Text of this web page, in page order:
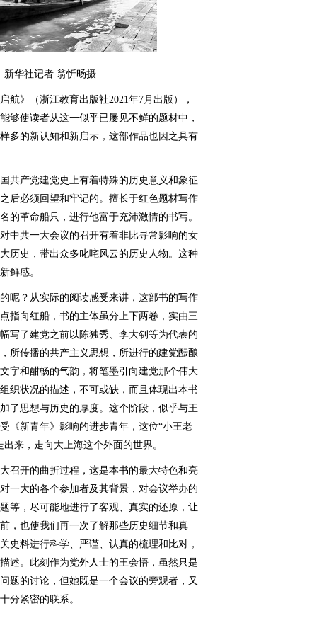
新华社记者 翁忻旸摄
》（浙江教育出版社2021年7月出版），
够使读者从这一似乎已屡见不鲜的题材中，
多的新认知和新启示，这部作品也因之具有
产党建党史上有着特殊的历史意义和象征
后必须回望和牢记的。擅长于红色题材写作
的革命船只，进行他富于充沛激情的书写。
中共一大会议的召开有着非比寻常影响的女
历史，带出众多叱咤风云的历史人物。这种
鲜感。
？从实际的阅读感受来讲，这部书的写作
指向红船，书的主体虽分上下两卷，实由三
写了建党之前以陈独秀、李大钊等为代表的
所传播的共产主义思想，所进行的建党酝酿
字和酣畅的气韵，将笔墨引向建党那个伟大
织状况的描述，不可或缺，而且体现出本书
了思想与历史的厚度。这个阶段，似乎与王
《新青年》影响的进步青年，这位“小王老
来，走向大上海这个外面的世界。
开的曲折过程，这是本书的最大特色和亮
一大的各个参加者及其背景，对会议举办的
等，尽可能地进行了客观、真实的还原，让
，也使我们再一次了解那些历史细节和真
史料进行科学、严谨、认真的梳理和比对，
述。此刻作为党外人士的王会悟，虽然只是
题的讨论，但她既是一个会议的旁观者，又
分紧密的联系。